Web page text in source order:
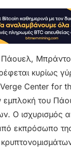
Πάουελ,
κυρίως
Verge Center for
εμπλοκή του
Ο ισχυρισμός
εκπρόσωπο